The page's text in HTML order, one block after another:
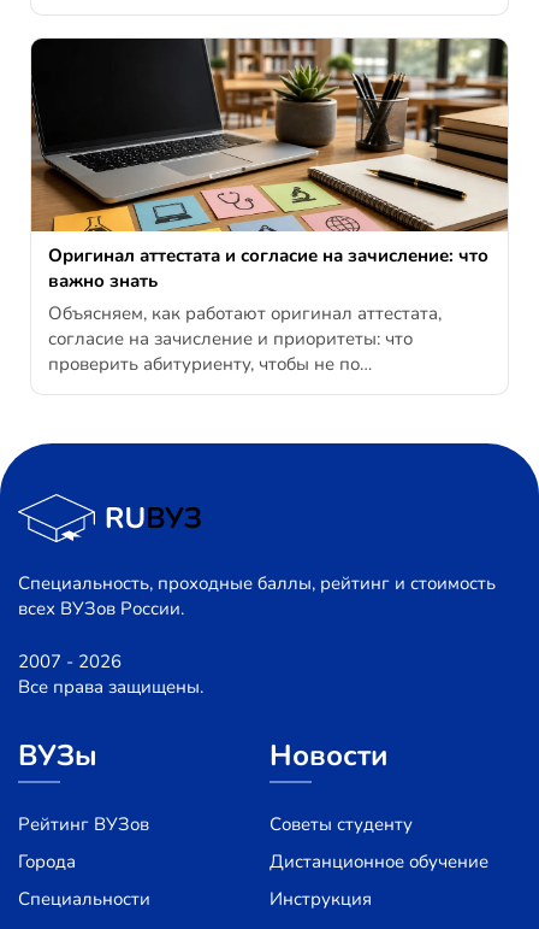
Оригинал аттестата и согласие на зачисление: что
важно знать
Объясняем, как работают оригинал аттестата,
согласие на зачисление и приоритеты: что
проверить абитуриенту, чтобы не по…
Специальность, проходные баллы, рейтинг и стоимость
всех ВУЗов России.
2007 - 2026
Все права защищены.
ВУЗы
Рейтинг ВУЗов
Города
Специальности
Новости
Советы студенту
Дистанционное обучение
Инструкция